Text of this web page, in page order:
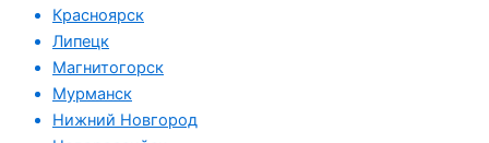
Красноярск
Липецк
Магнитогорск
Мурманск
Нижний Новгород